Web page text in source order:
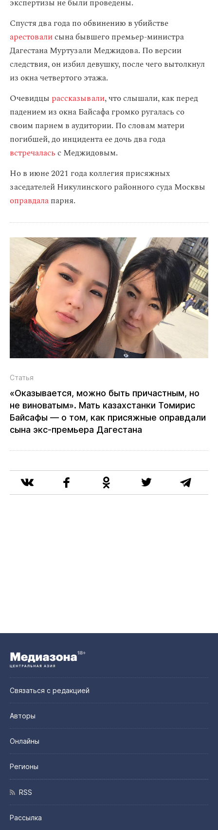
экспертизы не были проведены.
Спустя два года по обвинению в убийстве
арестовалисына бывшего премьер-министра
Дагестана Муртузали Меджидова. По версии
следствия, он избил девушку, после чего вытолкнул
из окна четвертого этажа.
Очевидцы рассказывали, что слышали, как перед
падением из окна Байсафа громко ругалась со
своим парнем в аудитории. По словам матери
погибшей, до инцидента ее дочь два года
встречаласьс Меджидовым.
Но в июне 2021 года коллегия присяжных
заседателей Никулинского районного суда Москвы
оправдалапарня.
Статья
«Оказывается, можно быть причастным, но
не виноватым». Мать казахстанки Томирис
Байсафы — о том, как присяжные оправдали
сына экс‑премьера Дагестана
Связаться с редакцией
Авторы
Онлайны
Регионы
RSS
Рассылка